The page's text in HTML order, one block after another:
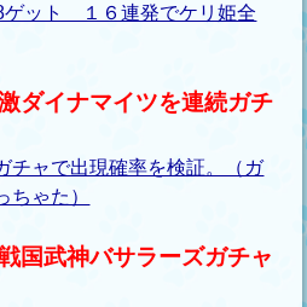
ゲット １６連発でケリ姫全
ダイナマイツを連続ガチ
ャで出現確率を検証。（ガ
ちゃた）
国武神バサラーズガチャ